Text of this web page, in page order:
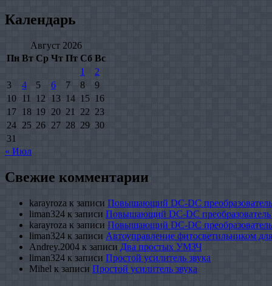
Календарь
Август 2026
Пн Вт Ср Чт Пт Сб Вс
1
2
3
4 5 6 7 8
9
10
11 12 13 14 15 16
17 18 19 20 21 22 23
24 25 26 27 28 29 30
31
« Июл
Свежие комментарии
karayroza к записи Повышающий DC-DC
liman324 к записи Повышающий DC-DC
karayroza к записи Повышающий DC-DC
liman324 к записи Автоуправление фитосветильником
Andrey.2004 к записи Два простых УМЗЧ
liman324 к записи Простой усилитель звука
Mihel к записи Простой усилитель звука